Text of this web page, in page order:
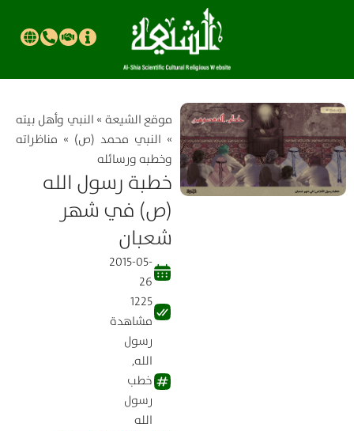
موقع الشیعة » النبي وأهل بيته
» النبي محمد (ص) » مناظراته
وخطبه ورسائله
خطبة رسول الله
(ص) في شهر
شعبان
2015-05-
26
1225
مشاهدة
رسول
الله,
خطب
رسول
الله